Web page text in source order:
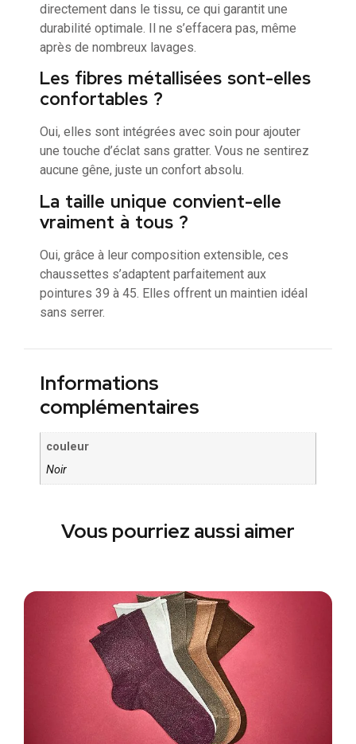
directement dans le tissu, ce qui garantit une
durabilité optimale. Il ne s’effacera pas, même
après de nombreux lavages.
Les fibres métallisées sont-elles
confortables ?
Oui, elles sont intégrées avec soin pour ajouter
une touche d’éclat sans gratter. Vous ne sentirez
aucune gêne, juste un confort absolu.
La taille unique convient-elle
vraiment à tous ?
Oui, grâce à leur composition extensible, ces
chaussettes s’adaptent parfaitement aux
pointures 39 à 45. Elles offrent un maintien idéal
sans serrer.
Informations
complémentaires
couleur
Noir
Vous pourriez aussi aimer